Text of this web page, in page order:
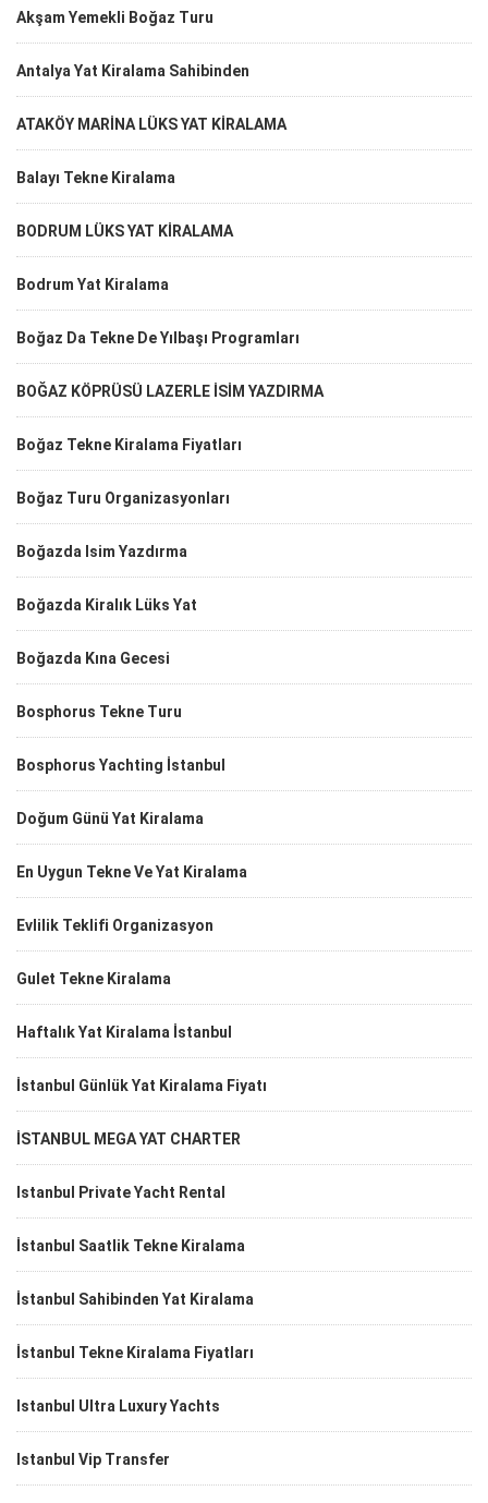
Akşam Yemekli Boğaz Turu
Antalya Yat Kiralama Sahibinden
ATAKÖY MARİNA LÜKS YAT KİRALAMA
Balayı Tekne Kiralama
BODRUM LÜKS YAT KİRALAMA
Bodrum Yat Kiralama
Boğaz Da Tekne De Yılbaşı Programları
BOĞAZ KÖPRÜSÜ LAZERLE İSİM YAZDIRMA
Boğaz Tekne Kiralama Fiyatları
Boğaz Turu Organizasyonları
Boğazda Isim Yazdırma
Boğazda Kiralık Lüks Yat
Boğazda Kına Gecesi
Bosphorus Tekne Turu
Bosphorus Yachting İstanbul
Doğum Günü Yat Kiralama
En Uygun Tekne Ve Yat Kiralama
Evlilik Teklifi Organizasyon
Gulet Tekne Kiralama
Haftalık Yat Kiralama İstanbul
İstanbul Günlük Yat Kiralama Fiyatı
İSTANBUL MEGA YAT CHARTER
Istanbul Private Yacht Rental
İstanbul Saatlik Tekne Kiralama
İstanbul Sahibinden Yat Kiralama
İstanbul Tekne Kiralama Fiyatları
Istanbul Ultra Luxury Yachts
Istanbul Vip Transfer